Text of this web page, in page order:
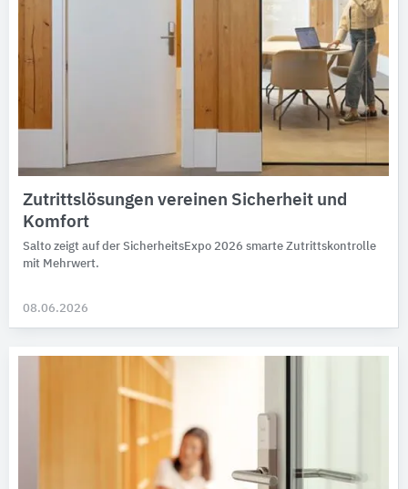
Zutrittslösungen vereinen Sicherheit und
Komfort
Salto zeigt auf der SicherheitsExpo 2026 smarte Zutritts­kontrolle
mit Mehr­wert.
08.06.2026